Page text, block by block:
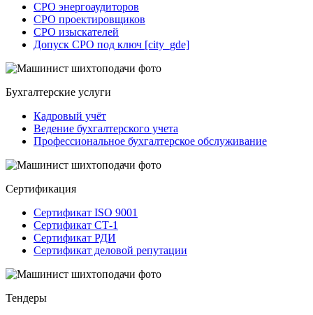
СРО энергоаудиторов
СРО проектировщиков
СРО изыскателей
Допуск СРО под ключ [city_gde]
Бухгалтерские услуги
Кадровый учёт
Ведение бухгалтерского учета
Профессиональное бухгалтерское обслуживание
Сертификация
Сертификат ISO 9001
Сертификат СТ-1
Сертификат РДИ
Сертификат деловой репутации
Тендеры